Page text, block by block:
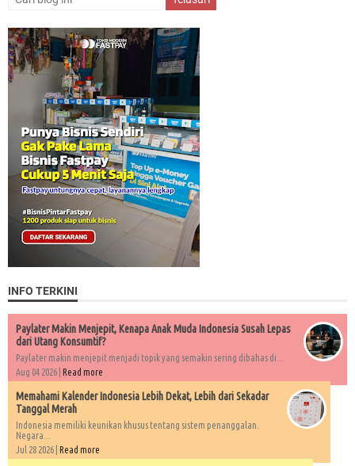
INFO TERKINI
Paylater Makin Menjepit, Kenapa Anak Muda Indonesia Susah Lepas
dari Utang Konsumtif?
Paylater makin menjepit menjadi topik yang semakin sering dibahas di...
Aug 04 2026 | Read more
Memahami Kalender Indonesia Lebih Dekat, Lebih dari Sekadar
Tanggal Merah
Indonesia memiliki keunikan khusus tentang sistem penanggalan.
Negara...
Jul 28 2026 | Read more